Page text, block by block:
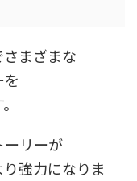
まざまな
を
ーリーが
強力になりま